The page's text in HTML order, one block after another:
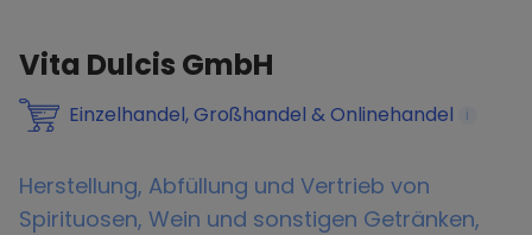
Vita Dulcis GmbH
Einzelhandel, Großhandel & Onlinehandel i
Herstellung, Abfüllung und Vertrieb von
Spirituosen, Wein und sonstigen Getränken,